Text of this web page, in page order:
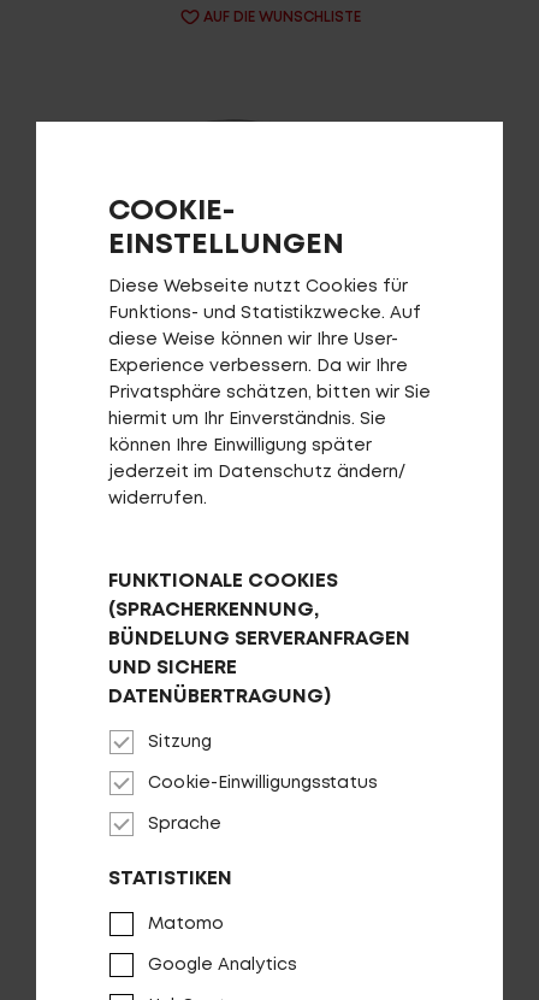
HÄNDLERSUCHE
AUF DIE WUNSCHLISTE
Schutzblech-Set Alumee E-MTB
AUF DIE WUNSCHLISTE
Parkstütze CENTURION EDGE
AUF DIE WUNSCHLISTE
COOKIE-
EINSTELLUNGEN
Diese Webseite nutzt Cookies für
Funktions- und Statistikzwecke. Auf
diese Weise können wir Ihre User-
Experience verbessern. Da wir Ihre
Privatsphäre schätzen, bitten wir Sie
hiermit um Ihr Einverständnis. Sie
können Ihre Einwilligung später
jederzeit im Datenschutz ändern/
widerrufen.
FUNKTIONALE COOKIES
(SPRACHERKENNUNG,
BÜNDELUNG SERVERANFRAGEN
UND SICHERE
DATENÜBERTRAGUNG)
Sitzung
Cookie-Einwilligungsstatus
Sprache
STATISTIKEN
Matomo
Google Analytics